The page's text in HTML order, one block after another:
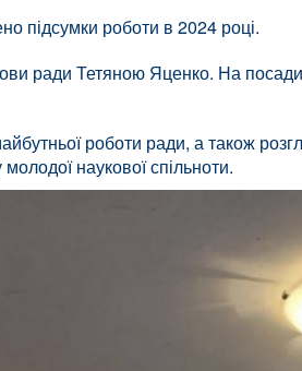
підсумки роботи в 2024 році.
ради Тетяною Яценко. На
роботи ради, а також
наукової спільноти.